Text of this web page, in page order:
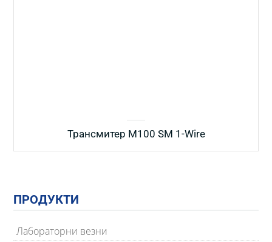
Трансмитер M100 SM 1-Wire
ПРОДУКТИ
Лабораторни везни